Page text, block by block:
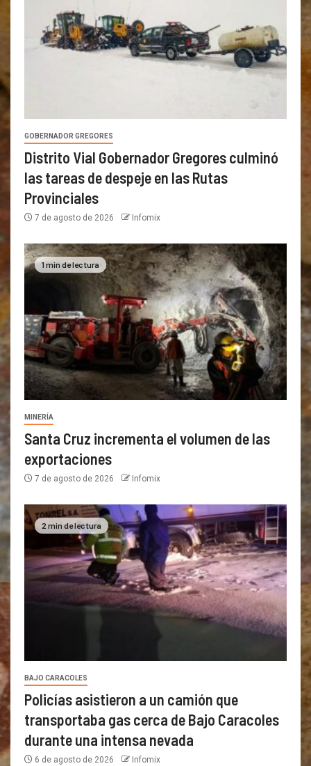
GOBERNADOR GREGORES
Distrito Vial Gobernador Gregores culminó
las tareas de despeje en las Rutas
Provinciales
7 de agosto de 2026 Infomix
1 min de lectura
MINERÍA
Santa Cruz incrementa el volumen de las
exportaciones
7 de agosto de 2026 Infomix
2 min de lectura
BAJO CARACOLES
Policías asistieron a un camión que
transportaba gas cerca de Bajo Caracoles
durante una intensa nevada
6 de agosto de 2026 Infomix